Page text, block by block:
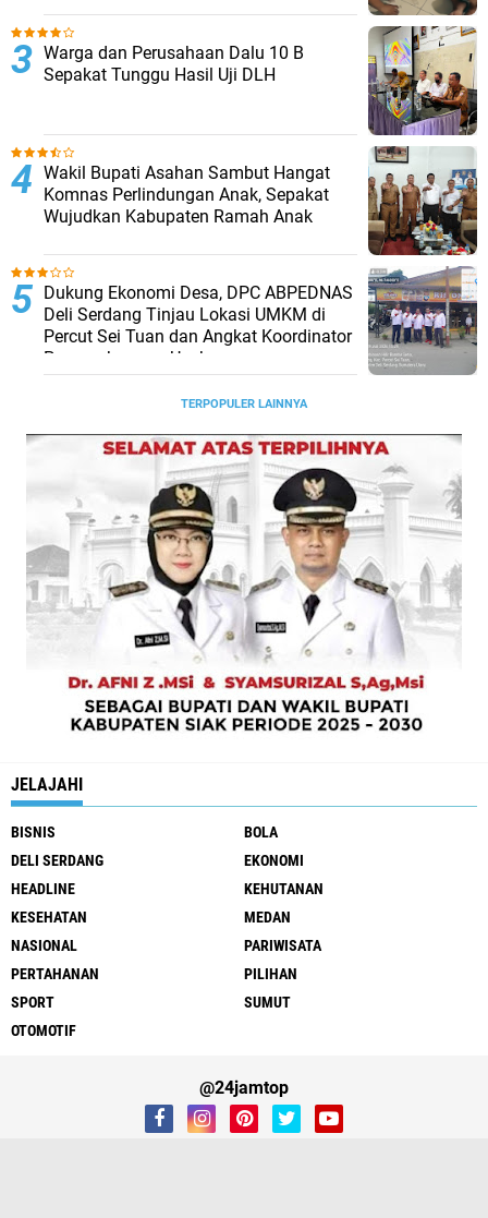
Warga dan Perusahaan Dalu 10 B
Sepakat Tunggu Hasil Uji DLH
Wakil Bupati Asahan Sambut Hangat
Komnas Perlindungan Anak, Sepakat
Wujudkan Kabupaten Ramah Anak
Dukung Ekonomi Desa, DPC ABPEDNAS
Deli Serdang Tinjau Lokasi UMKM di
Percut Sei Tuan dan Angkat Koordinator
Pengembangan Usaha
TERPOPULER LAINNYA
JELAJAHI
BISNIS
BOLA
DELI SERDANG
EKONOMI
HEADLINE
KEHUTANAN
KESEHATAN
MEDAN
NASIONAL
PARIWISATA
PERTAHANAN
PILIHAN
SPORT
SUMUT
OTOMOTIF
@24jamtop